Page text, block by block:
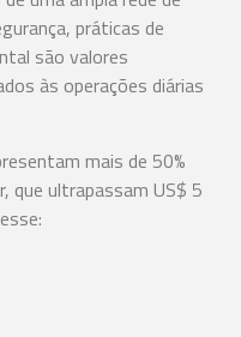
práticas de
são valores
às operações diárias
mais de 50%
que ultrapassam US$ 5